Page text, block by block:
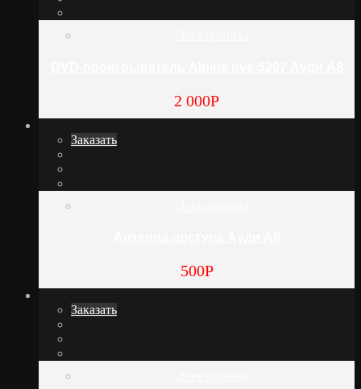
2 000Р
Заказать
500Р
Заказать